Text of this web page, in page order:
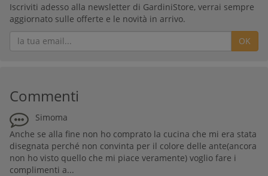
Iscriviti adesso alla newsletter di GardiniStore, verrai sempre
aggiornato sulle offerte e le novità in arrivo.
OK
Commenti
Simoma
Anche se alla fine non ho comprato la cucina che mi era stata
disegnata perché non convinta per il colore delle ante(ancora
non ho visto quello che mi piace veramente) voglio fare i
complimenti a...